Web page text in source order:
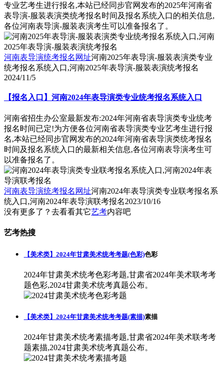
专业艺考生进行报名,本站已经同步官网发布的2025年河南省
表导演-服装表演类统考报名时间及报名系统入口的相关信息,
各位河南表导演-服装表演考生可以准备报名了。
河南表导演统考报名网址河南2025年表导演-服装表演类专业
统考报名系统入口,河南2025年表导演-服装表演统考报名
2024/11/5
【报名入口】河南2024年表导演类专业统考报名系统入口
河南省招生办公室最新发布:2024年河南省表导演类专业统考
报名时间已定!为方便各位河南省表导演类专业艺考生进行报
名,本站已经同步官网发布的2024年河南省表导演类统考报名
时间及报名系统入口的最新相关信息,各位河南表导演考生可
以准备报名了。
河南表导演统考报名网址河南2024年表导演类专业联考报名系
统入口,河南2024年表导演联考报名2023/10/16
没有更多了？去看看其它艺考内容吧
艺考热搜
【美术类】2024年甘肃美术统考考题(色彩)色彩
2024年甘肃美术统考色彩考题,甘肃省2024年美术联考考
题色彩,2024甘肃美术统考真题公布。
【美术类】2024年甘肃美术统考考题(素描)素描
2024年甘肃美术统考素描考题,甘肃省2024年美术联考考
题素描,2024甘肃美术统考真题公布。